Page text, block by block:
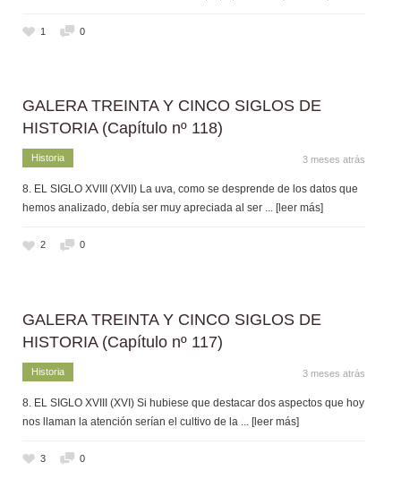
1 0
GALERA TREINTA Y CINCO SIGLOS DE
HISTORIA (Capítulo nº 118)
Historia 3 meses atrás
8. EL SIGLO XVIII (XVII) La uva, como se desprende de los datos que
hemos analizado, debía ser muy apreciada al ser ... [leer más]
2 0
GALERA TREINTA Y CINCO SIGLOS DE
HISTORIA (Capítulo nº 117)
Historia 3 meses atrás
8. EL SIGLO XVIII (XVI) Si hubiese que destacar dos aspectos que hoy
nos llaman la atención serían el cultivo de la
... [leer más]
3 0